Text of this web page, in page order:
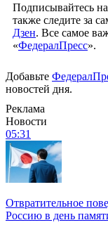
Подписывайтесь
также следите за
Дзен. Все самое
«ФедералПресс».
Добавьте
новостей дня.
Реклама
Новости
05:31
Отвратительное
Россию в день